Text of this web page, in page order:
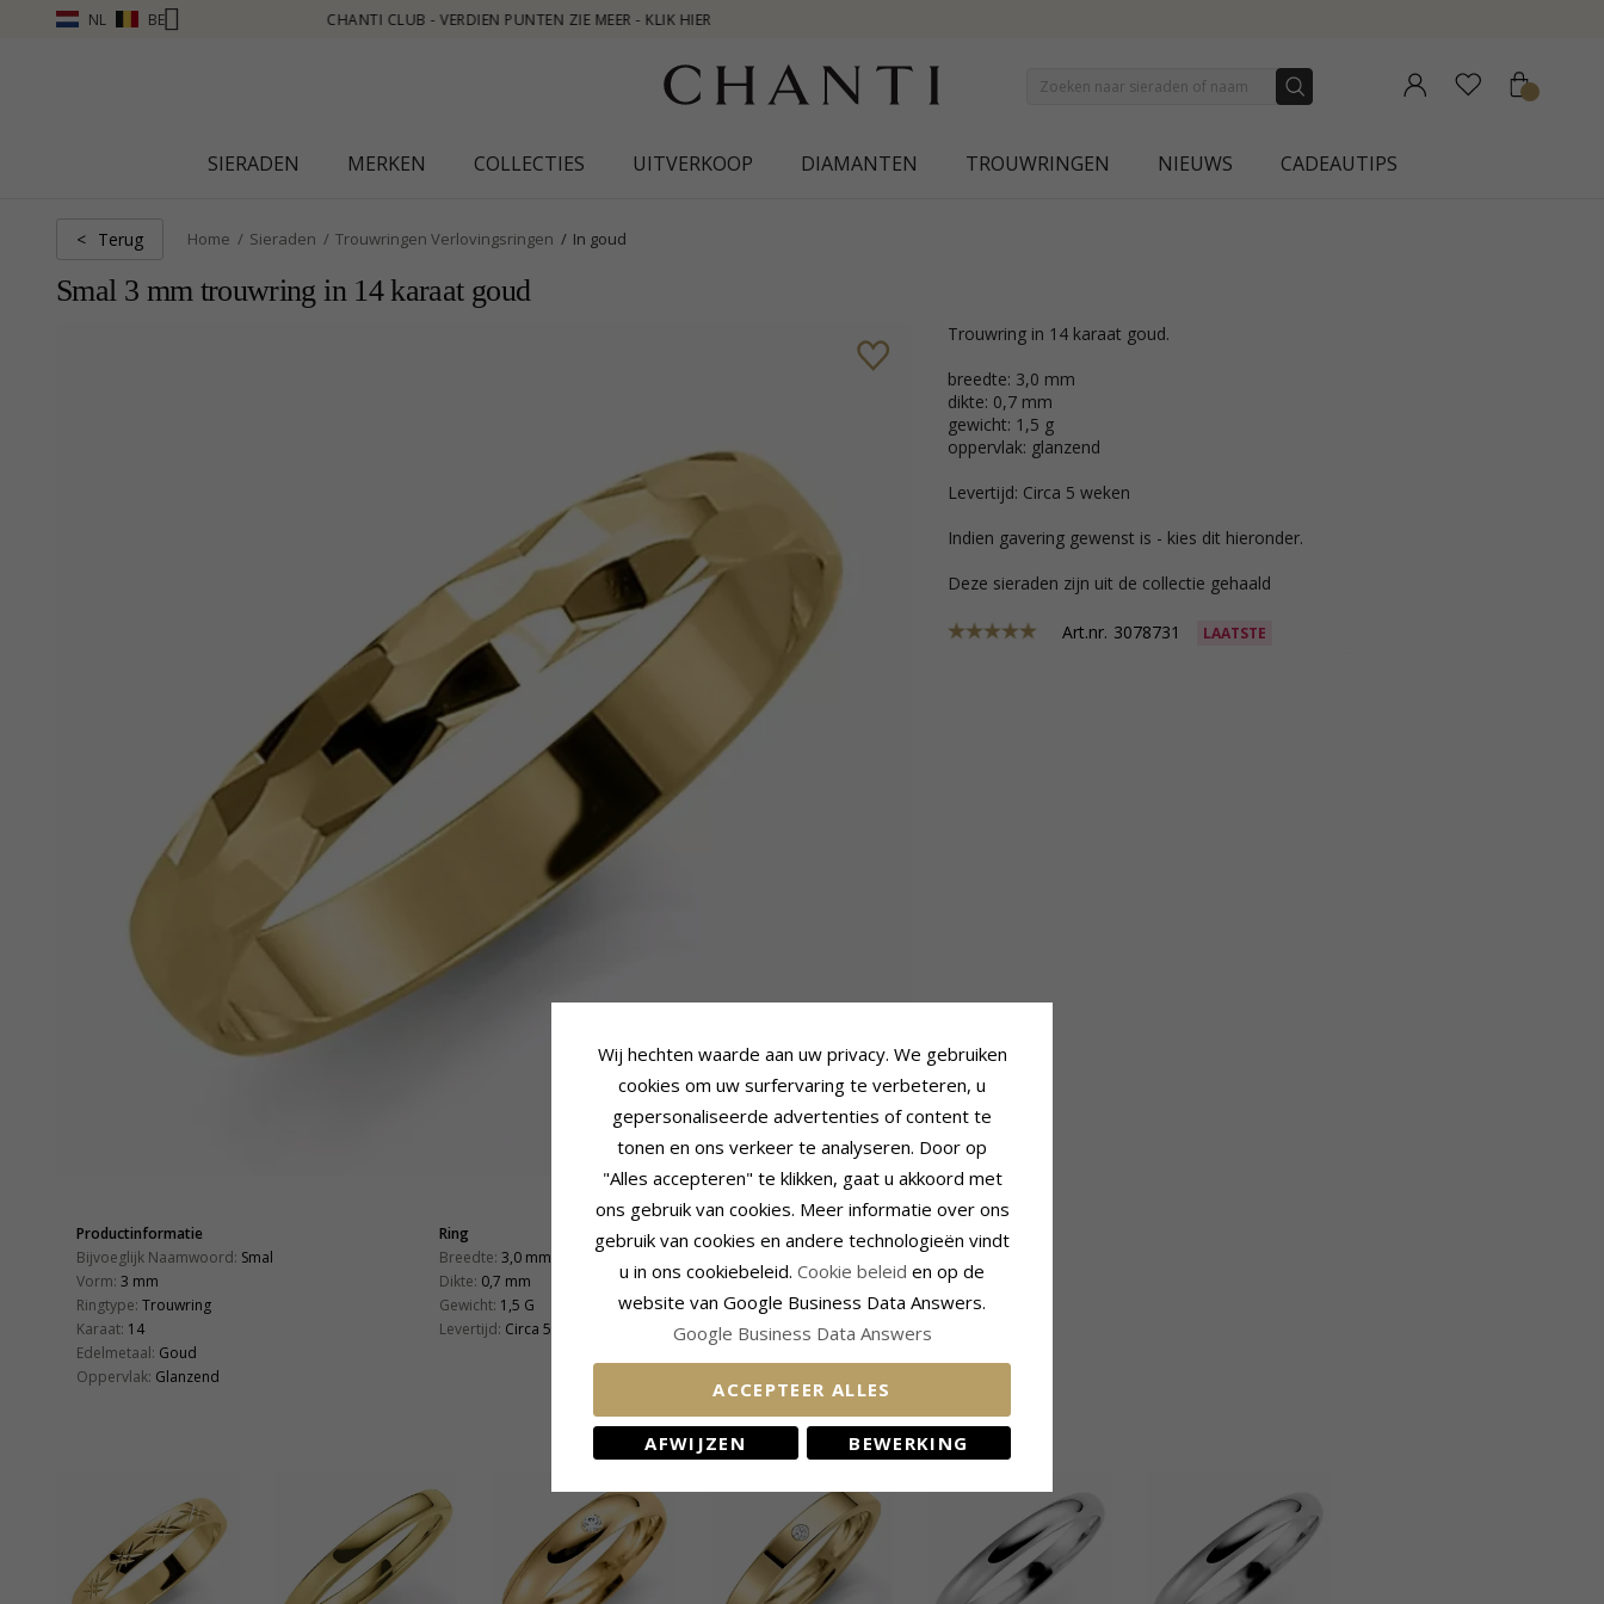
NL BE
ZIE MEER - KLIK HIER
SIERADEN MERKEN COLLECTIES UITVERKOOP DIAMANTEN TROUWRINGEN NIEUWS CADEAUTIPS
< Terug Home Sieraden Trouwringen Verlovingsringen In goud
Smal 3 mm trouwring in 14 karaat goud
trouwring in 14 karaat goud.
breedte: 3,0 mm
dikte: 0,7 mm
gewicht: 1,5 g
oppervlak: glanzend
Levertijd: Circa 5 weken
Indien gavering gewenst is - kies dit hieronder.
Deze sieraden zijn uit de collectie gehaald
Art.nr. 3078731 LAATSTE
Productinformatie
Bijvoeglijk Naamwoord: Smal
Vorm: 3 mm
Ringtype: Trouwring
Karaat: 14
Edelmetaal: Goud
Oppervlak: Glanzend
Ring
Breedte: 3,0 mm
Dikte: 0,7 mm
Gewicht: 1,5 G
Levertijd: Circa 5 Weken
GERELATEERDE PRODUCTEN
Wij hechten waarde aan uw privacy. We gebruiken
cookies om uw surfervaring te verbeteren, u
gepersonaliseerde advertenties of content te
tonen en ons verkeer te analyseren. Door op
"Alles accepteren" te klikken, gaat u akkoord met
ons gebruik van cookies. Meer informatie over ons
gebruik van cookies en andere technologieën vindt
u in ons cookiebeleid. Cookie beleid en op de
website van Google Business Data Answers.
Google Business Data Answers
ACCEPTEER ALLES
AFWIJZEN BEWERKING